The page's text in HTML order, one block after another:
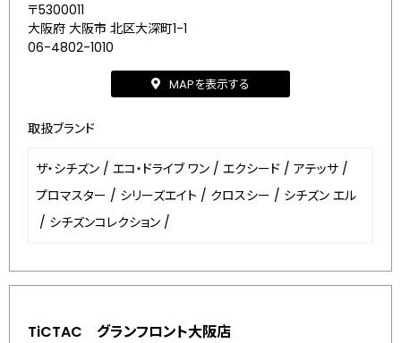
〒5300011
大阪府 大阪市 北区大深町1-1
06-4802-1010
MAPを表示する
取扱ブランド
ザ・シチズン / エコ・ドライブ ワン / エクシード / アテッサ /
プロマスター / シリーズエイト / クロスシー / シチズン エル
/ シチズンコレクション /
TiCTAC グランフロント大阪店